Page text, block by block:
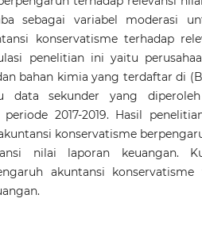
sebagai variabel moderasi
konservatisme terhadap
penelitian ini yaitu
bahan kimia yang terdaftar di
data sekunder yang
periode 2017-2019. Hasil
konservatisme
nilai laporan keuangan.
akuntansi konservatisme